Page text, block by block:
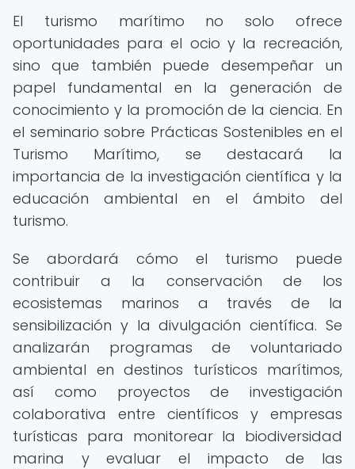
El turismo marítimo no solo ofrece
oportunidades para el ocio y la recreación,
sino que también puede desempeñar un
papel fundamental en la generación de
conocimiento y la promoción de la ciencia. En
el seminario sobre Prácticas Sostenibles en el
Turismo Marítimo, se destacará la
importancia de la investigación científica y la
educación ambiental en el ámbito del
turismo.
Se abordará cómo el turismo puede
contribuir a la conservación de los
ecosistemas marinos a través de la
sensibilización y la divulgación científica. Se
analizarán programas de voluntariado
ambiental en destinos turísticos marítimos,
así como proyectos de investigación
colaborativa entre científicos y empresas
turísticas para monitorear la biodiversidad
marina y evaluar el impacto de las